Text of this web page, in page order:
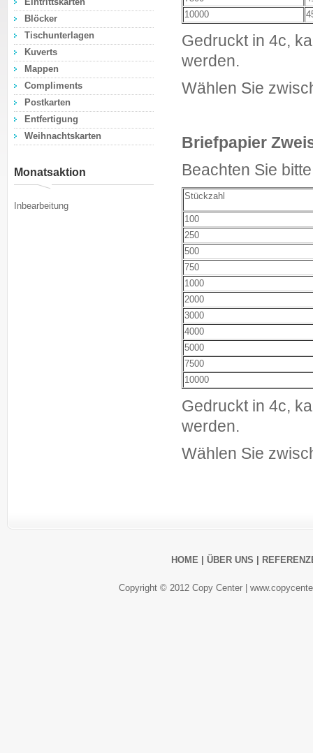
Blöcker
Tischunterlagen
Kuverts
Mappen
Compliments
Postkarten
Entfertigung
Weihnachtskarten
Monatsaktion
Inbearbeitung
10000
Gedruckt in 4c,
werden.
Wählen Sie
Briefpapier
Beachten Sie
Stückzahl
100
250
500
750
1000
2000
3000
4000
5000
7500
10000
Gedruckt in 4c,
werden.
Wählen Sie
HOME ÜBER UNS
Copyright © 2012 Copy Center |